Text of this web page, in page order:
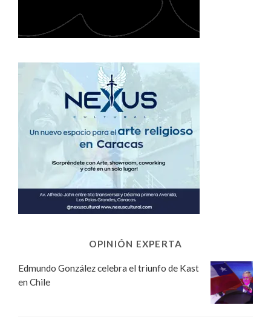
OPINIÓN EXPERTA
Edmundo González celebra el triunfo de Kast
en Chile